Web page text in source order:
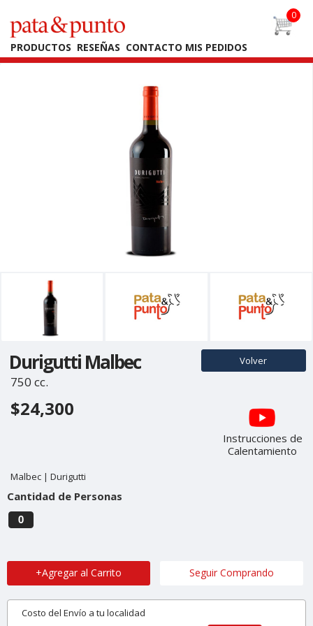
PRODUCTOS RESEÑAS CONTACTO MIS PEDIDOS
Durigutti Malbec Volver
750 cc.
$24,300
Instrucciones de
Calentamiento
Malbec | Durigutti
Cantidad de Personas
0
+Agregar al Carrito Seguir Comprando
Costo del Envío a tu localidad